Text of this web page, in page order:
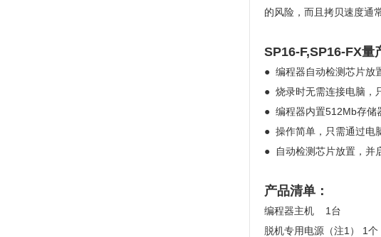
的风险，而且拷贝速度通
SP16-F,SP16-FX量
● 编程器自动检测芯片放
● 烧录时无需连接电脑，
● 编程器内置512Mb存储
● 操作简单，只需通过电
● 自动检测芯片放置，并
产品清单：
编程器主机 1台
脱机专用电源（注1） 1个